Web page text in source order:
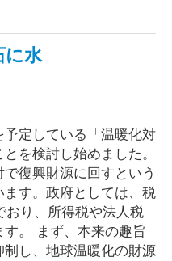
に水
定している「温暖化対
を検討し始めました。
復興財源に回すという
す。政府としては、税
おり、所得税や法人税
。 まず、本来の趣旨
し、地球温暖化の財源